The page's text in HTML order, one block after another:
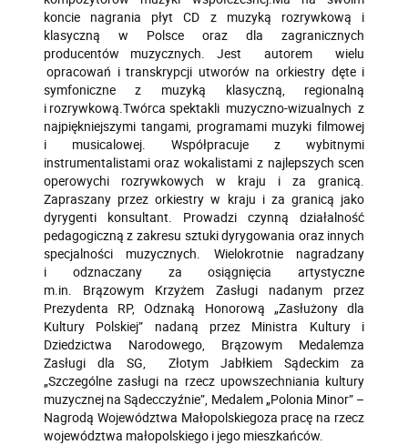
koncie nagrania płyt CD z muzyką rozrywkową i
klasyczną w Polsce orazdla zagranicznych
producentów muzycznych. Jest autorem wielu
opracowań i transkrypcji utworów na orkiestry dęte i
symfoniczne z muzyką klasyczną, regionalną
i rozrywkową.Twórca spektakli muzyczno-wizualnych z
najpiękniejszymi tangami, programami muzyki filmowej
i musicalowej. Współpracuje z wybitnymi
instrumentalistami oraz wokalistami z najlepszych scen
operowychi rozrywkowych w kraju i za granicą.
Zapraszany przez orkiestry w kraju i za granicą jako
dyrygenti konsultant. Prowadzi czynną działalność
pedagogiczną z zakresu sztuki dyrygowania oraz innych
specjalności muzycznych. Wielokrotnie nagradzany
i odznaczany za osiągnięcia artystyczne
m.in. Brązowym Krzyżem Zasługi nadanym przez
Prezydenta RP, Odznaką Honorową „Zasłużony dla
Kultury Polskiej” nadaną przez Ministra Kultury i
Dziedzictwa Narodowego, Brązowym Medalemza
Zasługi dla SG, Złotym Jabłkiem Sądeckim za
„Szczególne zasługi na rzecz upowszechniania kultury
muzycznej na Sądecczyźnie”, Medalem „Polonia Minor” –
Nagrodą Województwa Małopolskiegoza pracę na rzecz
województwa małopolskiego i jego mieszkańców.